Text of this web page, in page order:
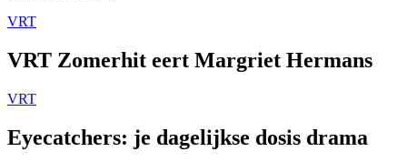
VRT
VRT Zomerhit eert Margriet Hermans
VRT
Eyecatchers: je dagelijkse dosis drama